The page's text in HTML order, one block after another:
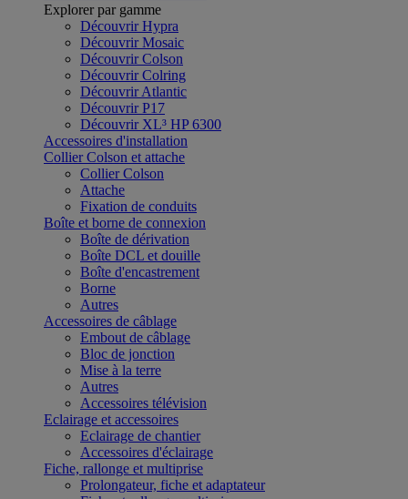
Explorer par gamme
Découvrir Hypra
Découvrir Mosaic
Découvrir Colson
Découvrir Colring
Découvrir Atlantic
Découvrir P17
Découvrir XL³ HP 6300
Accessoires d'installation
Collier Colson et attache
Collier Colson
Attache
Fixation de conduits
Boîte et borne de connexion
Boîte de dérivation
Boîte DCL et douille
Boîte d'encastrement
Borne
Autres
Accessoires de câblage
Embout de câblage
Bloc de jonction
Mise à la terre
Autres
Accessoires télévision
Eclairage et accessoires
Eclairage de chantier
Accessoires d'éclairage
Fiche, rallonge et multiprise
Prolongateur, fiche et adaptateur